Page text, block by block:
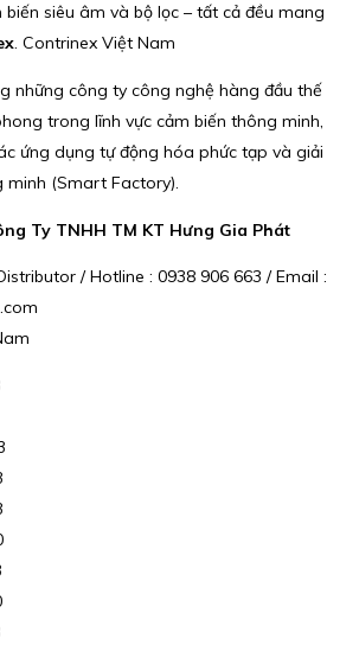
siêu âm và bộ lọc – tất cả đều mang
. Contrinex Việt Nam
những công ty công nghệ hàng đầu thế
trong lĩnh vực cảm biến thông minh,
ứng dụng tự động hóa phức tạp và giải
(Smart Factory).
Ty TNHH TM KT Hưng Gia Phát
/ Hotline : 0938 906 663 / Email :